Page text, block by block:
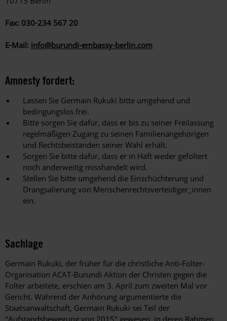
Fax: 030-234 567 20
E-Mail: info@burundi-embassy-berlin.com
Amnesty fordert:
Lassen Sie Germain Rukuki bitte umgehend und
bedingungslos frei.
Bitte sorgen Sie dafür, dass er bis zu seiner Freilassung
regelmäßigen Zugang zu seinen Familienangehörigen
und Rechtsbeiständen seiner Wahl erhält.
Sorgen Sie bitte dafür, dass er in Haft weder gefoltert
noch anderweitig misshandelt wird.
Stellen Sie bitte umgehend die Einschüchterung und
Drangsalierung von Menschenrechtsverteidiger_innen
ein.
Sachlage
Germain Rukuki, der früher für die christliche Anti-Folter-
Organisation ACAT-Burundi Aktion der Christen gegen die
Folter arbeitete, erschien am 3. April zum zweiten Mal vor
Gericht. Während der Anhörung argumentierte die
Staatsanwaltschaft, Germain Rukuki sei Teil der
"Aufstandsbewegung von 2015" gewesen, in deren Rahmen